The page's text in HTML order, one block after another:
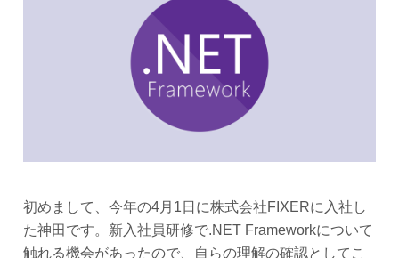
初めまして、今年の4月1日に株式会社FIXERに入社し
た神田です。新入社員研修で.NET Frameworkについて
触れる機会があったので、自らの理解の確認としてこ